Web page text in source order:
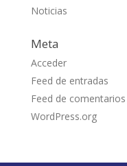
Noticias
Meta
Acceder
Feed de entradas
Feed de comentarios
WordPress.org